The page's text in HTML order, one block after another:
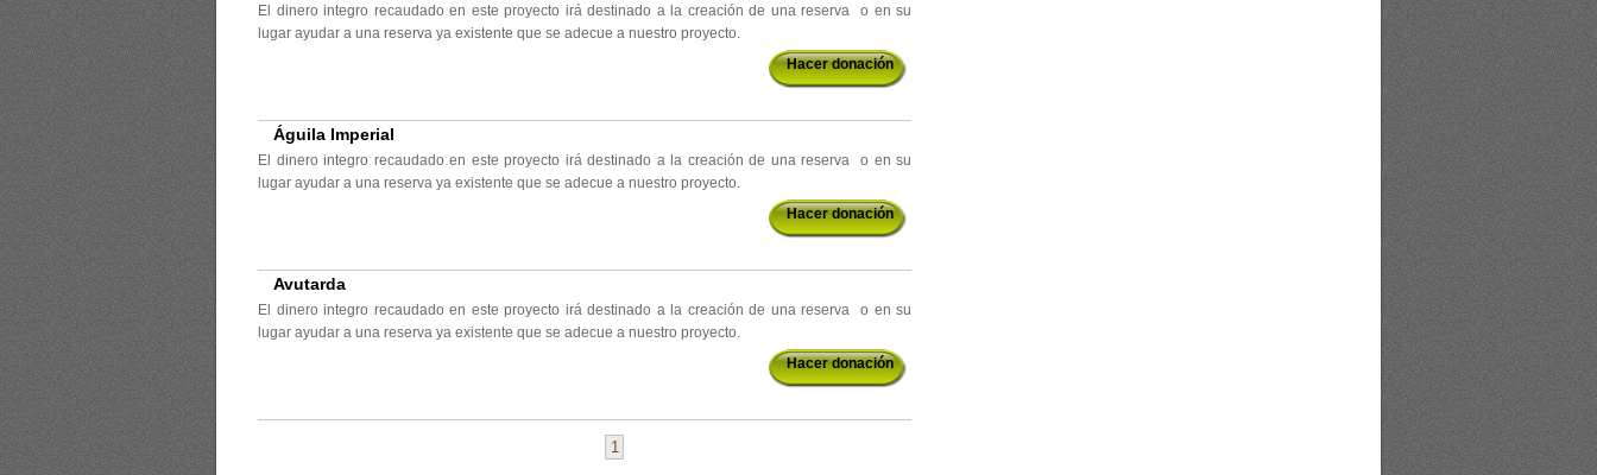
El dinero integro recaudado en este proyecto irá destinado a la creación de una reserva o en su
lugar ayudar a una reserva ya existente que se adecue a nuestro proyecto.
Hacer donación
Águila Imperial
El dinero integro recaudado en este proyecto irá destinado a la creación de una reserva o en su
lugar ayudar a una reserva ya existente que se adecue a nuestro proyecto.
Hacer donación
Avutarda
El dinero integro recaudado en este proyecto irá destinado a la creación de una reserva o en su
lugar ayudar a una reserva ya existente que se adecue a nuestro proyecto.
Hacer donación
1